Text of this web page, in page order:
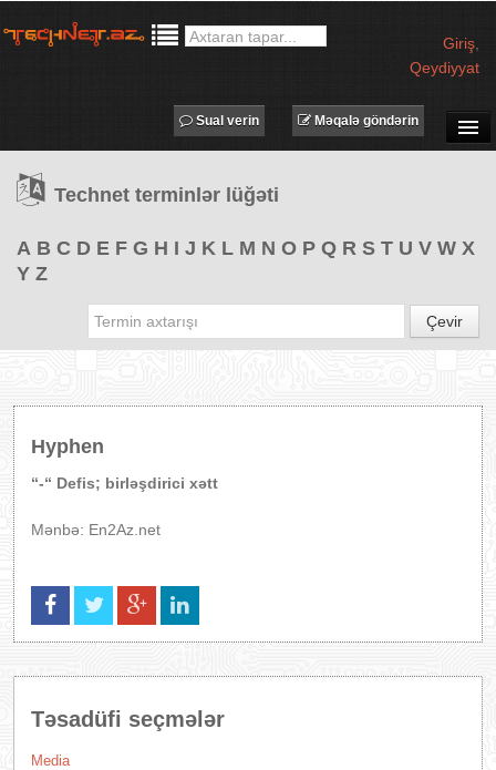
Giriş
Qeydiyyat
TƏDBİRLƏR
PROQRAMLAR
Məqalə göndərin
Sual verin
Technet terminlər lüğəti
A B C D E F G H I J K L M N O P Q R S T U V W X
Y Z
Çevir
Hyphen
“-“ Defis; birləşdirici xətt
Mənbə: En2Az.net
Təsadüfi seçmələr
Media